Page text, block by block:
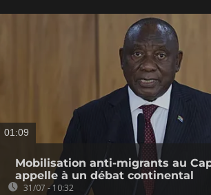
01:09
Mobilisation anti-migrants au
appelle à un débat continental
31/07 - 10:32